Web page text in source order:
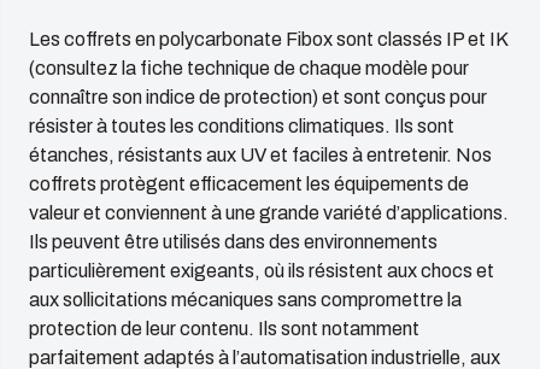
Les coffrets en polycarbonate Fibox sont classés IP et IK
(consultez la fiche technique de chaque modèle pour
connaître son indice de protection) et sont conçus pour
résister à toutes les conditions climatiques. Ils sont
étanches, résistants aux UV et faciles à entretenir. Nos
coffrets protègent efficacement les équipements de
valeur et conviennent à une grande variété d’applications.
Ils peuvent être utilisés dans des environnements
particulièrement exigeants, où ils résistent aux chocs et
aux sollicitations mécaniques sans compromettre la
protection de leur contenu. Ils sont notamment
parfaitement adaptés à l’automatisation industrielle, aux